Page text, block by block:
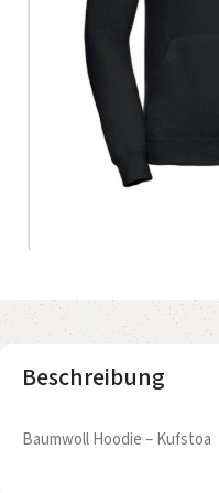
Beschreibung
Baumwoll Hoodie – Kufstoa